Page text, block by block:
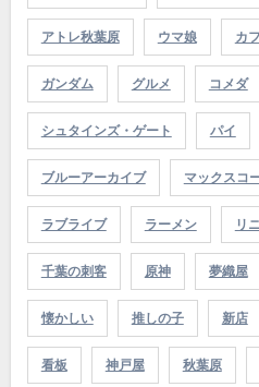
アトレ秋葉原 ウマ娘 カ
ガンダム グルメ コメダ
シュタインズ・ゲート パイ
ブルーアーカイブ マックスコ
ラブライブ ラーメン リ
千葉の刺客 原神 夢織屋
懐かしい 推しの子 新店
看板 神戸屋 秋葉原